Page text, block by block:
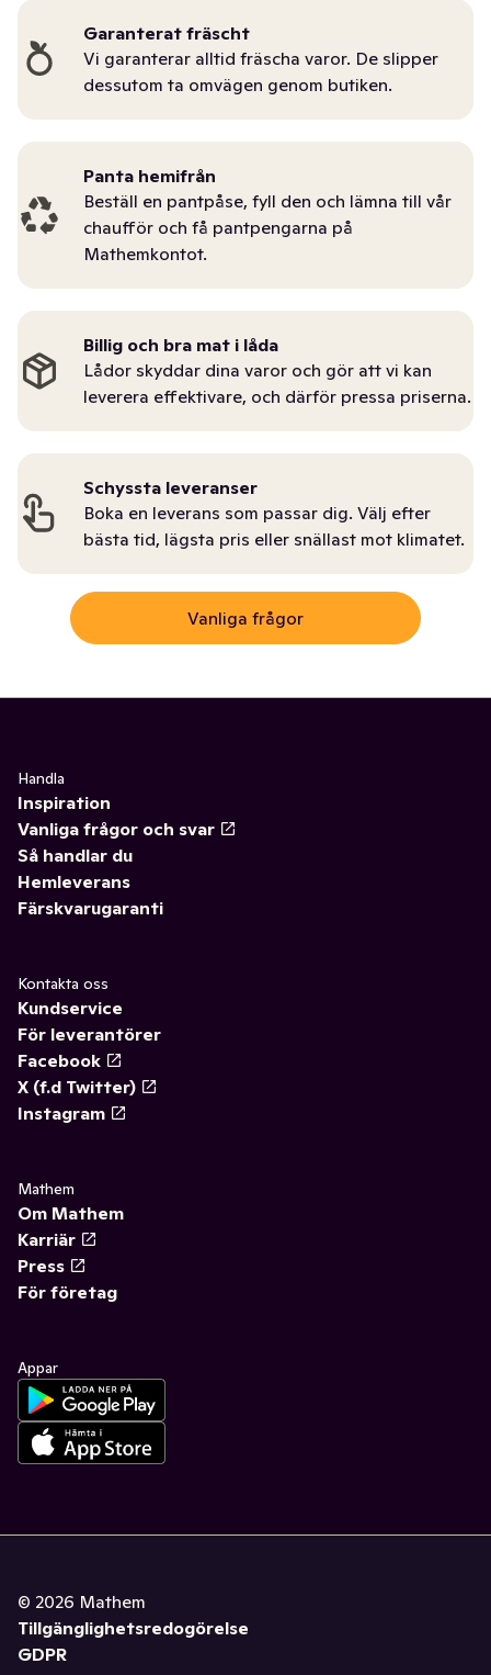
Garanterat fräscht
Vi garanterar alltid fräscha varor. De slipper
dessutom ta omvägen genom butiken.
Panta hemifrån
Beställ en pantpåse, fyll den och lämna till vår
chaufför och få pantpengarna på
Mathemkontot.
Billig och bra mat i låda
Lådor skyddar dina varor och gör att vi kan
leverera effektivare, och därför pressa priserna.
Schyssta leveranser
Boka en leverans som passar dig. Välj efter
bästa tid, lägsta pris eller snällast mot klimatet.
Vanliga frågor
Handla
Inspiration
Vanliga frågor och svar
Så handlar du
Hemleverans
Färskvarugaranti
Kontakta oss
Kundservice
För leverantörer
Facebook
X (f.d Twitter)
Instagram
Mathem
Om Mathem
Karriär
Press
För företag
Appar
© 2026 Mathem
Tillgänglighetsredogörelse
GDPR